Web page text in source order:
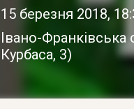
15 березня 2018,
Івано-
Курбаса, 3)